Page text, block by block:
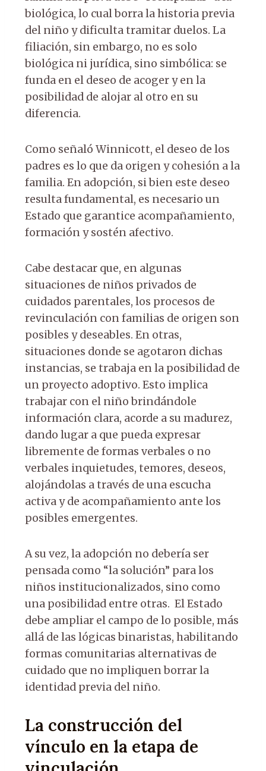
biológica, lo cual borra la historia previa
del niño y dificulta tramitar duelos. La
filiación, sin embargo, no es solo
biológica ni jurídica, sino simbólica: se
funda en el deseo de acoger y en la
posibilidad de alojar al otro en su
diferencia.
Como señaló Winnicott, el deseo de los
padres es lo que da origen y cohesión a la
familia. En adopción, si bien este deseo
resulta fundamental, es necesario un
Estado que garantice acompañamiento,
formación y sostén afectivo.
Cabe destacar que, en algunas
situaciones de niños privados de
cuidados parentales, los procesos de
revinculación con familias de origen son
posibles y deseables. En otras,
situaciones donde se agotaron dichas
instancias, se trabaja en la posibilidad de
un proyecto adoptivo. Esto implica
trabajar con el niño brindándole
información clara, acorde a su madurez,
dando lugar a que pueda expresar
libremente de formas verbales o no
verbales inquietudes, temores, deseos,
alojándolas a través de una escucha
activa y de acompañamiento ante los
posibles emergentes.
A su vez, la adopción no debería ser
pensada como “la solución” para los
niños institucionalizados, sino como
una posibilidad entre otras. El Estado
debe ampliar el campo de lo posible, más
allá de las lógicas binaristas, habilitando
formas comunitarias alternativas de
cuidado que no impliquen borrar la
identidad previa del niño.
La construcción del
vínculo en la etapa de